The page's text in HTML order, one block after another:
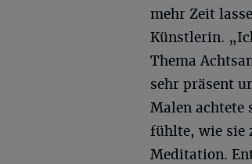
mehr Zeit
Künstlerin.
Thema
sehr präsent
Malen achtete
fühlte, wie sie
Meditation.